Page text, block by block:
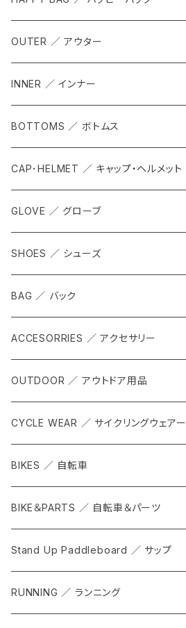
OUTER ／ アウター
INNER ／ インナー
BOTTOMS ／ ボトムス
CAP･HELMET ／ キャップ・ヘルメット
GLOVE ／ グローブ
SHOES ／ シューズ
BAG ／ バック
ACCESORRIES ／ アクセサリー
OUTDOOR ／ アウトドア用品
CYCLE WEAR ／ サイクリングウェアー
BIKES ／ 自転車
BIKE＆PARTS ／ 自転車＆パーツ
Stand Up Paddleboard ／ サップ
RUNNING ／ ランニング